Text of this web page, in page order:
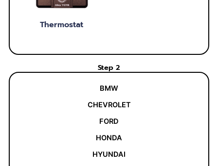
Thermostat
Step 2
BMW
CHEVROLET
FORD
HONDA
HYUNDAI